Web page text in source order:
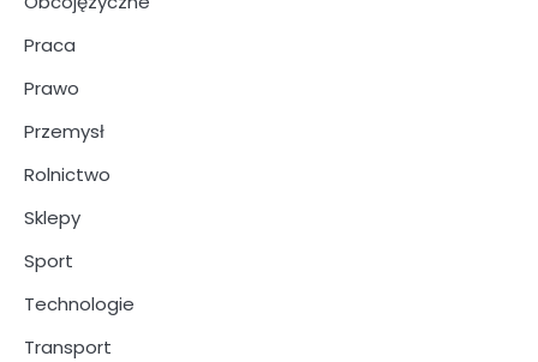
Praca
Prawo
Przemysł
Rolnictwo
Sklepy
Sport
Technologie
Transport